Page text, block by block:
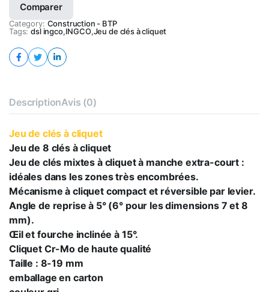
cliquet
Comparer
Category: Construction - BTP
Tags: dsl ingco,INGCO,Jeu de clés à cliquet
DescriptionAvis (0)
Jeu de clés à cliquet
Jeu de 8 clés à cliquet
Jeu de clés mixtes à cliquet à manche extra-court :
idéales dans les zones très encombrées.
Mécanisme à cliquet compact et réversible par levier.
Angle de reprise à 5° (6° pour les dimensions 7 et 8
mm).
Œil et fourche inclinée à 15°.
Cliquet Cr-Mo de haute qualité
Taille : 8-19 mm
emballage en carton